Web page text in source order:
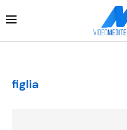
figlia